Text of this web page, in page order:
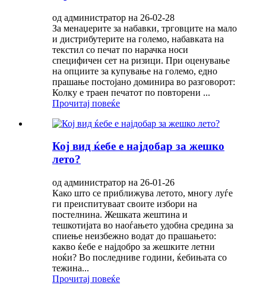
од администратор на 26-02-28
За менаџерите за набавки, трговците на мало
и дистрибутерите на големо, набавката на
текстил со печат по нарачка носи
специфичен сет на ризици. При оценување
на опциите за купување на големо, едно
прашање постојано доминира во разговорот:
Колку е траен печатот по повторени ...
Прочитај повеќе
Кој вид ќебе е најдобар за жешко
лето?
од администратор на 26-01-26
Како што се приближува летото, многу луѓе
ги преиспитуваат своите избори на
постелнина. Жешката жештина и
тешкотијата во наоѓањето удобна средина за
спиење неизбежно водат до прашањето:
какво ќебе е најдобро за жешките летни
ноќи? Во последниве години, ќебињата со
тежина...
Прочитај повеќе